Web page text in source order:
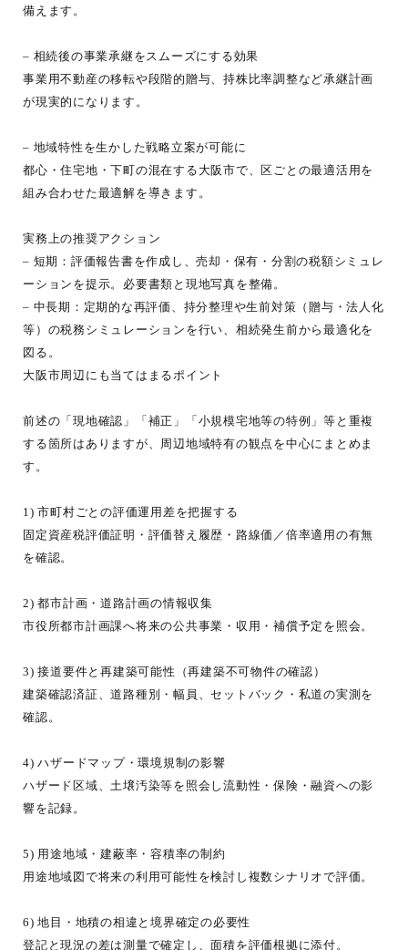
備えます。
– 相続後の事業承継をスムーズにする効果
事業用不動産の移転や段階的贈与、持株比率調整など承継計画
が現実的になります。
– 地域特性を生かした戦略立案が可能に
都心・住宅地・下町の混在する大阪市で、区ごとの最適活用を
組み合わせた最適解を導きます。
実務上の推奨アクション
– 短期：評価報告書を作成し、売却・保有・分割の税額シミュレ
ーションを提示。必要書類と現地写真を整備。
– 中長期：定期的な再評価、持分整理や生前対策（贈与・法人化
等）の税務シミュレーションを行い、相続発生前から最適化を
図る。
大阪市周辺にも当てはまるポイント
前述の「現地確認」「補正」「小規模宅地等の特例」等と重複
する箇所はありますが、周辺地域特有の観点を中心にまとめま
す。
1) 市町村ごとの評価運用差を把握する
固定資産税評価証明・評価替え履歴・路線価／倍率適用の有無
を確認。
2) 都市計画・道路計画の情報収集
市役所都市計画課へ将来の公共事業・収用・補償予定を照会。
3) 接道要件と再建築可能性（再建築不可物件の確認）
建築確認済証、道路種別・幅員、セットバック・私道の実測を
確認。
4) ハザードマップ・環境規制の影響
ハザード区域、土壌汚染等を照会し流動性・保険・融資への影
響を記録。
5) 用途地域・建蔽率・容積率の制約
用途地域図で将来の利用可能性を検討し複数シナリオで評価。
6) 地目・地積の相違と境界確定の必要性
登記と現況の差は測量で確定し、面積を評価根拠に添付。